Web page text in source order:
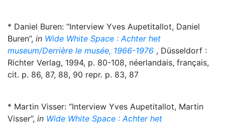
* Daniel Buren: “Interview Yves Aupetitallot, Daniel
Buren”, in Wide White Space : Achter het
museum/Derrière le musée, 1966-1976 , Düsseldorf :
Richter Verlag, 1994, p. 80-108, néerlandais, français,
cit. p. 86, 87, 88, 90 repr. p. 83, 87
* Martin Visser: “Interview Yves Aupetitallot, Martin
Visser”, in Wide White Space : Achter het